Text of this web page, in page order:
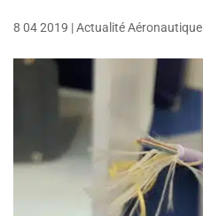
8 04 2019 |Actualité Aéronautique